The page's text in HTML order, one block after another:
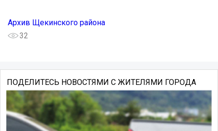
Архив Щекинского района
32
ПОДЕЛИТЕСЬ НОВОСТЯМИ С ЖИТЕЛЯМИ ГОРОДА